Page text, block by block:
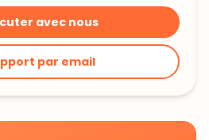
avec nous
par email